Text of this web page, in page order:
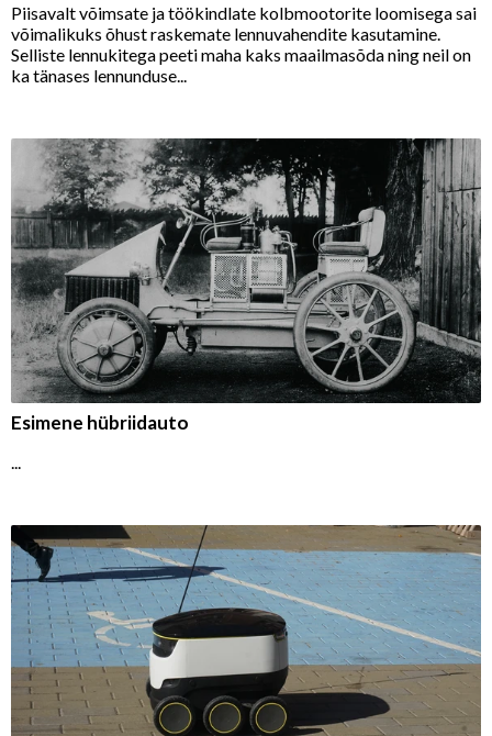
Piisavalt võimsate ja töökindlate kolbmootorite loomisega sai
võimalikuks õhust raskemate lennuvahendite kasutamine.
Selliste lennukitega peeti maha kaks maailmasõda ning neil on
ka tänases lennunduse...
Esimene hübriidauto